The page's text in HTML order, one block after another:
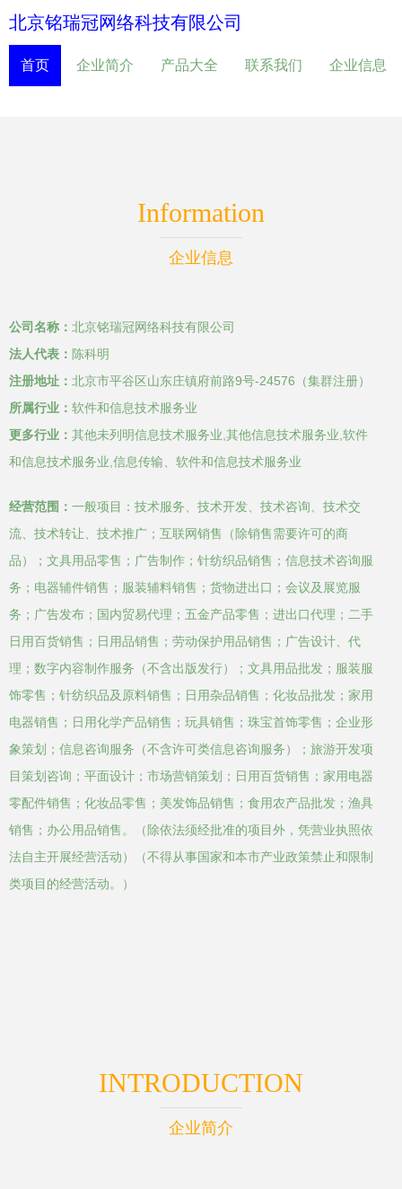
北京铭瑞冠网络科技有限公司
首页 企业简介 产品大全 联系我们 企业信息
Information
企业信息
公司名称： 北京铭瑞冠网络科技有限公司
法人代表： 陈科明
注册地址： 北京市平谷区山东庄镇府前路9号-24576（集群注册）
所属行业： 软件和信息技术服务业
更多行业： 其他未列明信息技术服务业,其他信息技术服务业,软件
和信息技术服务业,信息传输、软件和信息技术服务业
经营范围： 一般项目：技术服务、技术开发、技术咨询、技术交
流、技术转让、技术推广；互联网销售（除销售需要许可的商
品）；文具用品零售；广告制作；针纺织品销售；信息技术咨询服
务；电器辅件销售；服装辅料销售；货物进出口；会议及展览服
务；广告发布；国内贸易代理；五金产品零售；进出口代理；二手
日用百货销售；日用品销售；劳动保护用品销售；广告设计、代
理；数字内容制作服务（不含出版发行）；文具用品批发；服装服
饰零售；针纺织品及原料销售；日用杂品销售；化妆品批发；家用
电器销售；日用化学产品销售；玩具销售；珠宝首饰零售；企业形
象策划；信息咨询服务（不含许可类信息咨询服务）；旅游开发项
目策划咨询；平面设计；市场营销策划；日用百货销售；家用电器
零配件销售；化妆品零售；美发饰品销售；食用农产品批发；渔具
销售；办公用品销售。（除依法须经批准的项目外，凭营业执照依
法自主开展经营活动）（不得从事国家和本市产业政策禁止和限制
类项目的经营活动。）
INTRODUCTION
企业简介